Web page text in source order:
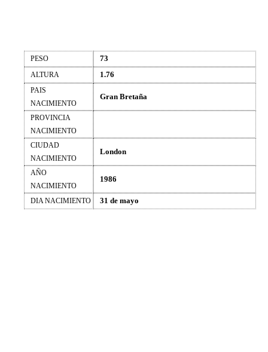
PESO 73
ALTURA 1.76
PAIS
NACIMIENTO
Gran Bretaña
PROVINCIA
NACIMIENTO
CIUDAD
NACIMIENTO
London
AÑO
NACIMIENTO
1986
DIA NACIMIENTO 31 de mayo